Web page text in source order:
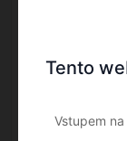
Tento
Vstupem
Obsah
Země